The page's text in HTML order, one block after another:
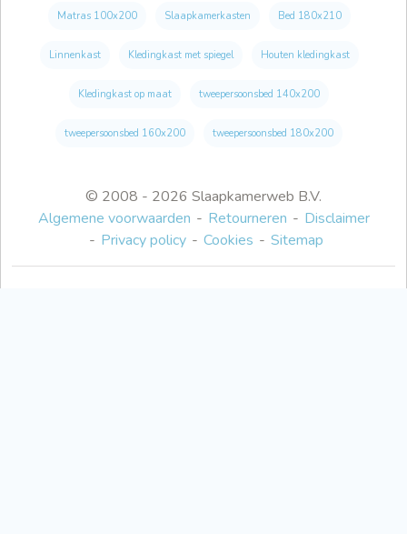
© 2008 - 2026 Slaapkamerweb B.V.
Algemene voorwaarden
Retourneren
Disclaimer
Privacy policy
Cookies Sitemap
Matras 100x200 Slaapkamerkasten Bed 180x210
Linnenkast Kledingkast met spiegel Houten kledingkast
Kledingkast op maat tweepersoonsbed 140x200
tweepersoonsbed 160x200 tweepersoonsbed 180x200